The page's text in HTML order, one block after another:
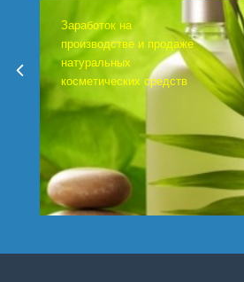
Заработок на
производстве и продаже
натуральных
косметических средств